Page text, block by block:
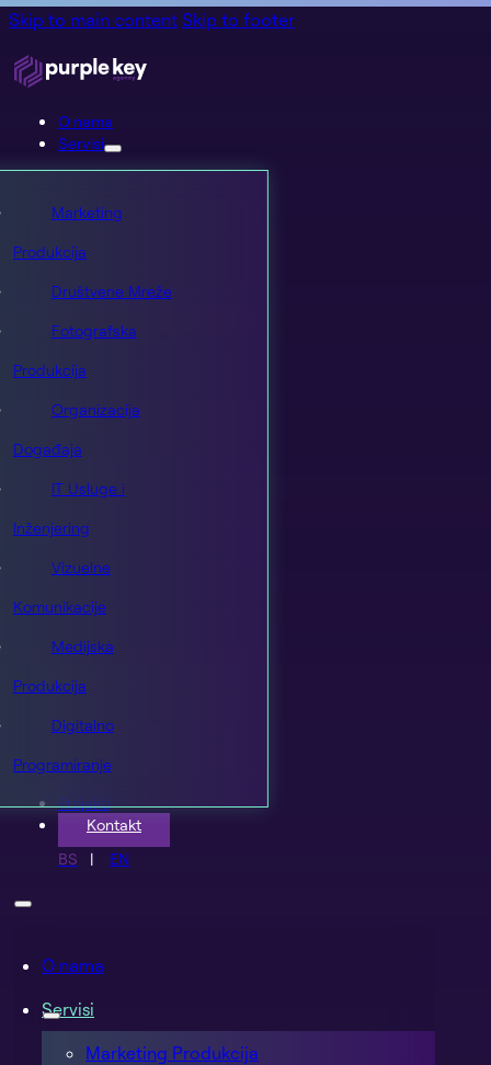
Skip to main content Skip to footer
O nama
Servisi
Marketing
Produkcija
Društvene Mreže
Fotografska
Produkcija
Organizacija
Događaja
IT Usluge i
Inženjering
Vizuelne
Komunikacije
Medijska
Produkcija
Digitalno
Programiranje
Projekti
Kontakt
BS
EN
O nama
Servisi
Marketing Produkcija